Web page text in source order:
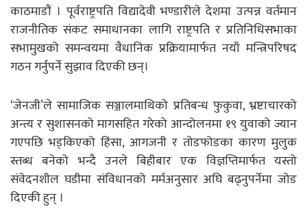
काठमाडाैं । पूर्वराष्ट्रपति विद्यादेवी भण्डारीले देशमा उत्पन्न वर्तमान
राजनीतिक संकट समाधानका लागि राष्ट्रपति र प्रतिनिधिसभाका
सभामुखको समन्वयमा वैधानिक प्रक्रियामार्फत नयाँ मन्त्रिपरिषद
गठन गर्नुपर्ने सुझाव दिएकी छन्।
‘जेनजी’ले सामाजिक सञ्जालमाथिको प्रतिबन्ध फुकुवा, भ्रष्टाचारको
अन्त्य र सुशासनको मागसहित गरेको आन्दोलनमा १९ युवाको ज्यान
गएपछि भड्किएको हिंसा, आगजनी र तोडफोडका कारण मुलुक
स्तब्ध बनेको भन्दै उनले बिहीबार एक विज्ञप्तिमार्फत यस्तो
संवेदनशील घडीमा संविधानको मर्मअनुसार अघि बढ्नुपर्नेमा जोड
दिएकी हुन् ।